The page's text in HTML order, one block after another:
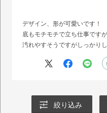
デザイン、形が可愛いです！
底もモチモチで立ち仕事です
汚れやすそうですがしっかり
絞り込み